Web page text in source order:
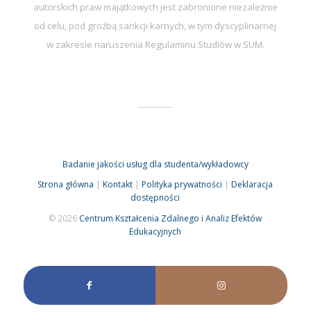
autorskich praw majątkowych jest zabronione niezależnie
od celu, pod groźbą sankcji karnych, w tym dyscyplinarnej
w zakresie naruszenia Regulaminu Studiów w SUM.
Badanie jakości usług dla studenta/wykładowcy
Strona główna |Kontakt |Polityka prywatności |Deklaracja
dostępności
© 2026 Centrum Kształcenia Zdalnego i Analiz Efektów
Edukacyjnych